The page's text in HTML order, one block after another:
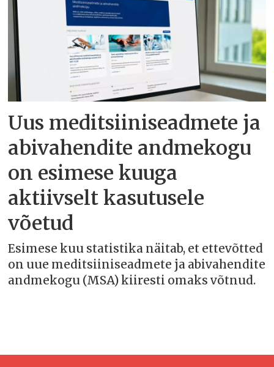
Uus meditsiiniseadmete ja
abivahendite andmekogu
on esimese kuuga
aktiivselt kasutusele
võetud
Esimese kuu statistika näitab, et ettevõtted
on uue meditsiiniseadmete ja abivahendite
andmekogu (MSA) kiiresti omaks võtnud.